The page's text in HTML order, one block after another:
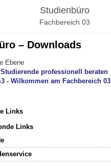
Studienbüro
Fachbereich 03
– Downloads
Ebene
Studierende professionell beraten
- Wilkommen am Fachbereich 03
Links
Links